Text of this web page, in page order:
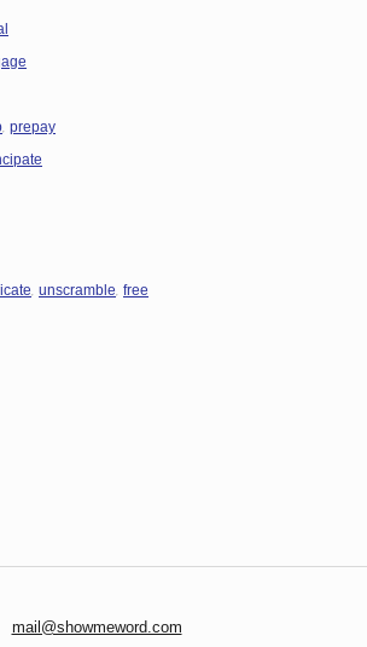
, prepay
, unscramble, free
mail@showmeword.com